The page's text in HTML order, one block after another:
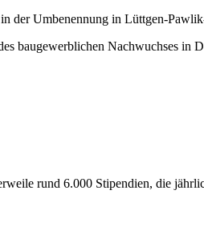
Umbenennung in Lüttgen-
baugewerblichen Nachwuchses in
rund 6.000 Stipendien, die